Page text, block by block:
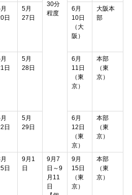
30分
程度
日
5月
27日
6月
10日
（大
阪）
大阪本
部
日
5月
28日
6月
11日
（東
京）
本部
（東
京）
日
5月
29日
6月
12日
（東
京）
本部
（東
京）
日
9月1
日
9月7
日～9
月11
日
9月
15日
（東
京）
本部
（東
京）